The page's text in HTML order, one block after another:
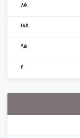
85
185
95
2